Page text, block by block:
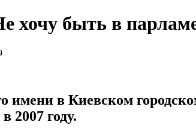
хочу быть в
имени в Киевском
2007 году.